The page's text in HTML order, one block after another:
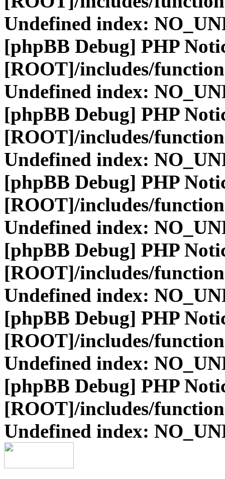
Undefined index:
[phpBB Debug] PHP
[ROOT]/includes/
Undefined index:
[phpBB Debug] PHP
[ROOT]/includes/
Undefined index:
[phpBB Debug] PHP
[ROOT]/includes/
Undefined index:
[phpBB Debug] PHP
[ROOT]/includes/
Undefined index:
[phpBB Debug] PHP
[ROOT]/includes/
Undefined index:
[phpBB Debug] PHP
[ROOT]/includes/
Undefined index: